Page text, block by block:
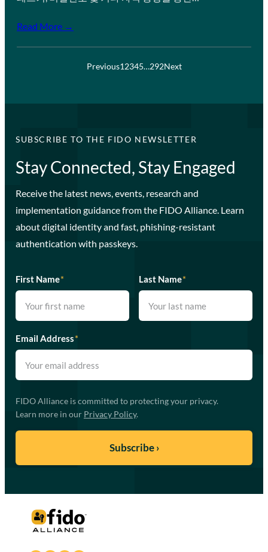
Read More →
Previous12345…292Next
SUBSCRIBE TO THE FIDO NEWSLETTER
Stay Connected, Stay Engaged
Receive the latest news, events, research and
implementation guidance from the FIDO Alliance. Learn
about digital identity and fast, phishing-resistant
authentication with passkeys.
First Name* Last Name*
Email Address*
FIDO Alliance is committed to protecting your privacy.
Learn more in our Privacy Policy.